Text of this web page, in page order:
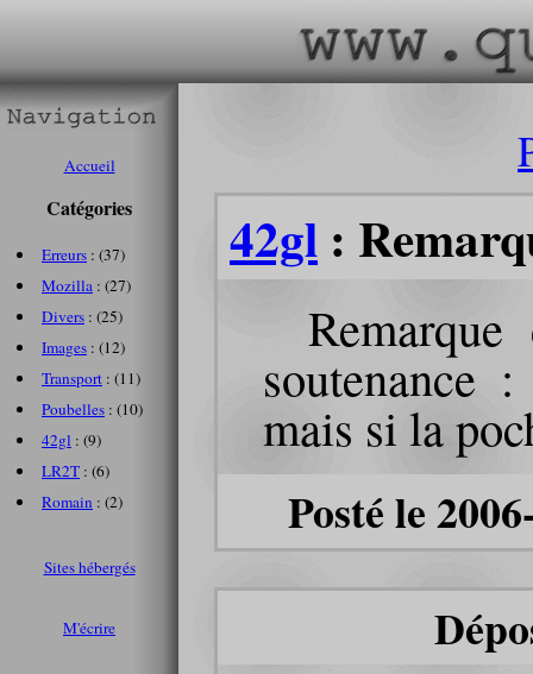
42gl :
soutenance
mais si la
Posté le
Accueil
Catégories
Erreurs : (37)
Mozilla : (27)
Divers : (25)
Images : (12)
Transport : (11)
Poubelles : (10)
42gl : (9)
LR2T : (6)
Romain : (2)
Sites hébergés
M'écrire